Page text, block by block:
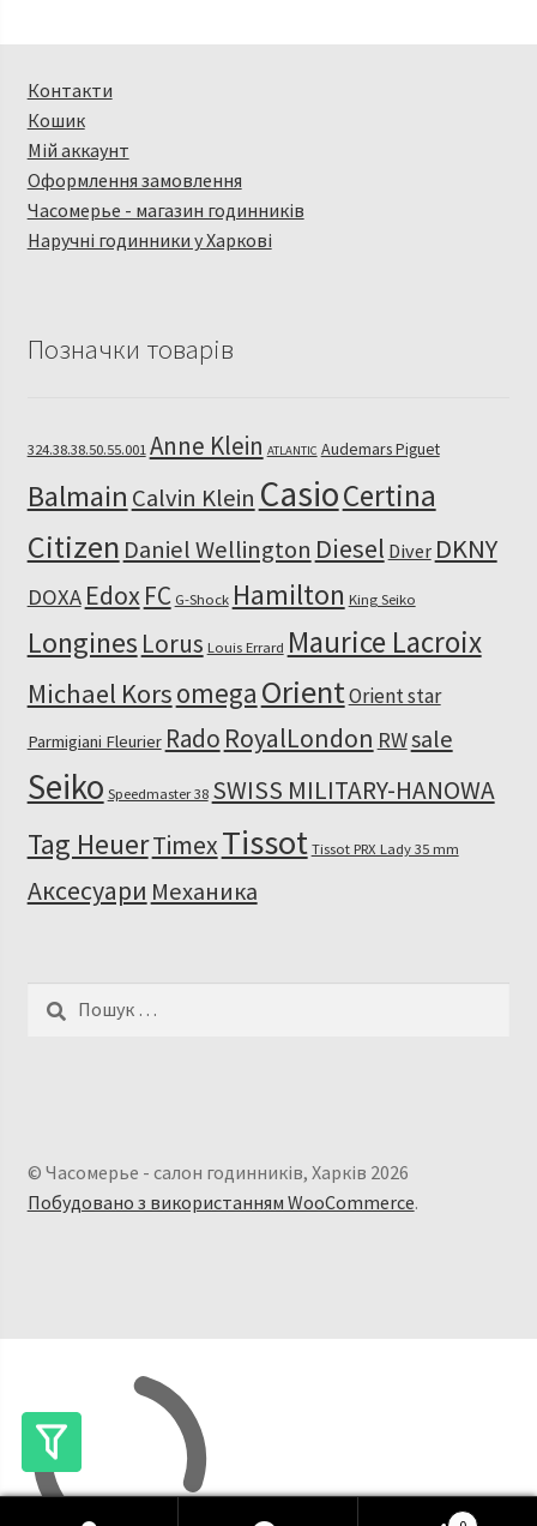
Контакти
Кошик
Мій аккаунт
Оформлення замовлення
Часомерье - магазин годинників
Наручні годинники у Харкові
Позначки товарів
324.38.38.50.55.001 Anne Klein ATLANTIC Audemars Piguet
Balmain Calvin Klein CasioCertina
Citizen Daniel Wellington Diesel Diver DKNY
DOXA EdoxFC G-Shock Hamilton King Seiko
Longines Lorus Louis Errard Maurice Lacroix
Michael Korsomega OrientOrient star
Parmigiani Fleurier Rado RoyalLondon RWsale
Seiko Speedmaster 38 SWISS MILITARY-HANOWA
Tag HeuerTimexTissot Tissot PRX Lady 35 mm
Аксесуари Механика
Пошук:
© Часомерье - салон годинників, Харків 2026
Побудовано з використанням WooCommerce.